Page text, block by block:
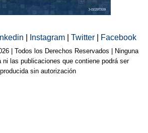
Instagram Twitter Facebook
| Todos los Derechos Reservados | Ninguna
ni las publicaciones que contiene podrá ser
sin autorización